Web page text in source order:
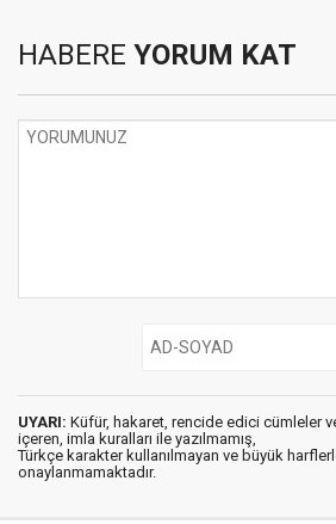
HABERE YORUM KAT
UYARI: Küfür, hakaret, rencide edici cümleler
içeren, imla kuralları ile yazılmamış,
Türkçe karakter kullanılmayan ve büyük
onaylanmamaktadır.